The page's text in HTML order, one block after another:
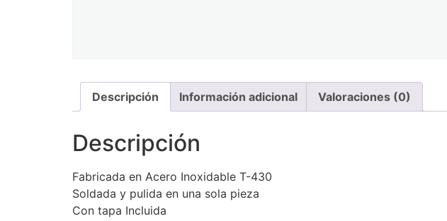
Descripción Información adicional Valoraciones (0)
Descripción
Fabricada en Acero Inoxidable T-430
Soldada y pulida en una sola pieza
Con tapa Incluida